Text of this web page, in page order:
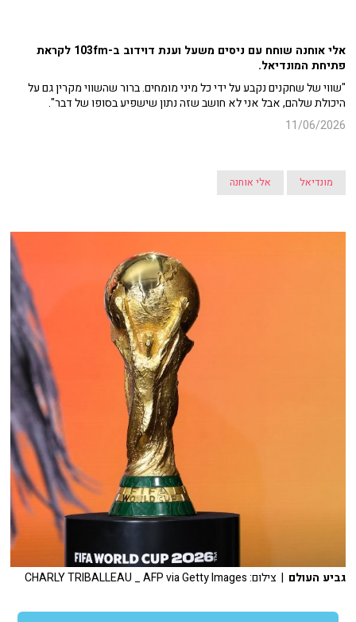
אלי אוחנה שוחח עם ניסים משעל וענת דוידוב ב-103fm לקראת
פתיחת המונדיאל.
"שווי של שחקנים נקבע על ידי כל מיני מומחים. ברור שהשווי מקרין גם על
היכולת שלהם, אבל אני לא חושב שזה נתון שישפיע בסופו של דבר".
11/06/2026
מונדיאל אלי אוחנה
גביע העולם | צילום: CHARLY TRIBALLEAU _ AFP via Getty Images